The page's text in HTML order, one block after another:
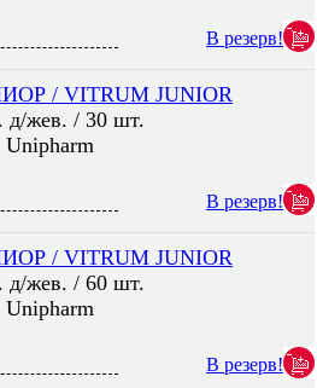
В резерв!
/ VITRUM JUNIOR
д/жев. / 30 шт.
Unipharm
В резерв!
/ VITRUM JUNIOR
д/жев. / 60 шт.
Unipharm
В резерв!